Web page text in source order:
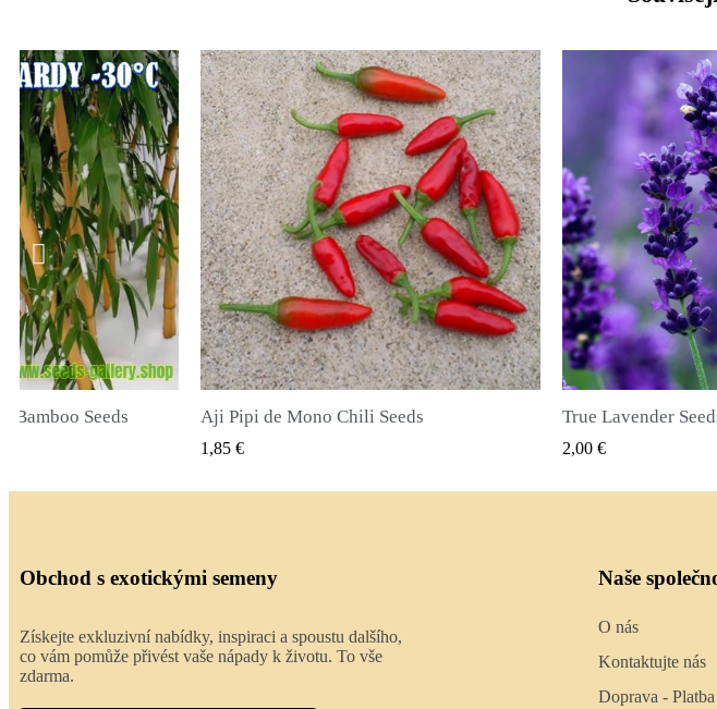
NÁHLED
Seeds RYCHLÝ NÁHLED
True Lavender Seeds
2,00 €
Semena nového
2,25 €
Obchod s exotickými semeny
Získejte exkluzivní nabídky, inspiraci a spoustu dalšího,
co vám pomůže přivést vaše nápady k životu. To vše
zdarma.
Naše
O nás
Kontaktujte nás
Doprava - Platba